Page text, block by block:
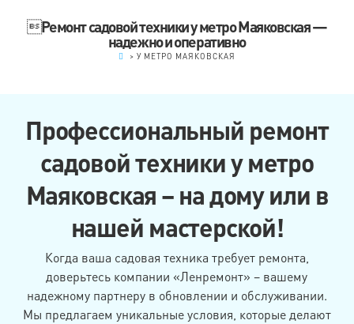
Ремонт садовой техники у метро Маяковская —
надежно и оперативно
> У МЕТРО МАЯКОВСКАЯ
Профессиональный ремонт
садовой техники у метро
Маяковская – на дому или в
нашей мастерской!
Когда ваша садовая техника требует ремонта,
доверьтесь компании «Ленремонт» – вашему
надежному партнеру в обновлении и обслуживании.
Мы предлагаем уникальные условия, которые делают